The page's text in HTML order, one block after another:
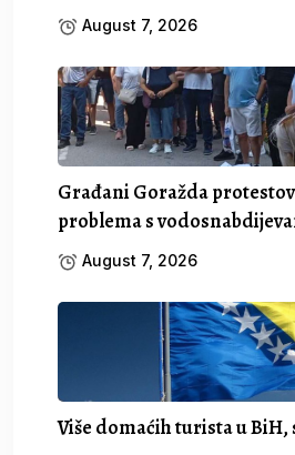
August 7, 2026
Građani Goražda
problema s
August 7, 2026
Više domaćih turista u